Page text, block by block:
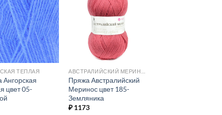
Добавить в
избранное.
ТЕПЛАЯ
цвет 05-
Добавить в
избранное.
Пряжа Австралийский
Меринос цвет 185-
Земляника
₽1173